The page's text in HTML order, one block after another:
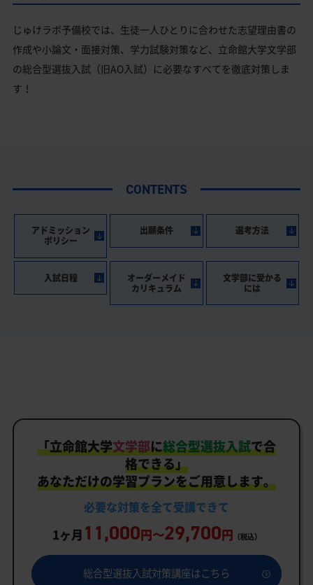
じゅけラボ予備校では、生徒一人ひとりに合わせた志望理由書の
作成や小論文・面接対策、学力試験対策など、立命館大学文学部
の総合型選抜入試（旧AO入試）に必要なすべてを徹底対策しま
す！
CONTENTS
アドミッション
ポリシー
出願条件 選考方法
入試日程
オーダーメイド
カリキュラム
文学部に受かる
には
「立命館大学文学部に総合型選抜入試で合
格できる」
あなただけの学習プランをご用意します。
必要な対策を全て受講できて
1ヶ月 11,000円〜29,700円 （税込）
総合型選抜入試対策講座はこちら